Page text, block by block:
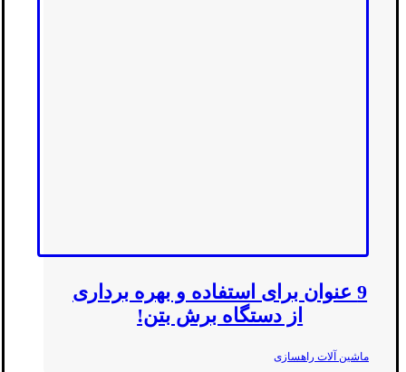
9 عنوان برای استفاده و بهره برداری
از دستگاه برش بتن!
ماشین آلات راهسازی